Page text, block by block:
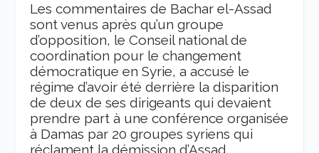
Les commentairesde Bachar el-Assad
sontvenus après qu’un groupe
d’opposition, le Conseil national de
coordination pour le changement
démocratique en Syrie, a accusé le
régime d’avoir étéderrière la disparition
de deux de ses dirigeants quidevaient
prendre part à une conférenceorganisée
à Damas par 20 groupes syriens qui
réclament la démission d’Assad.